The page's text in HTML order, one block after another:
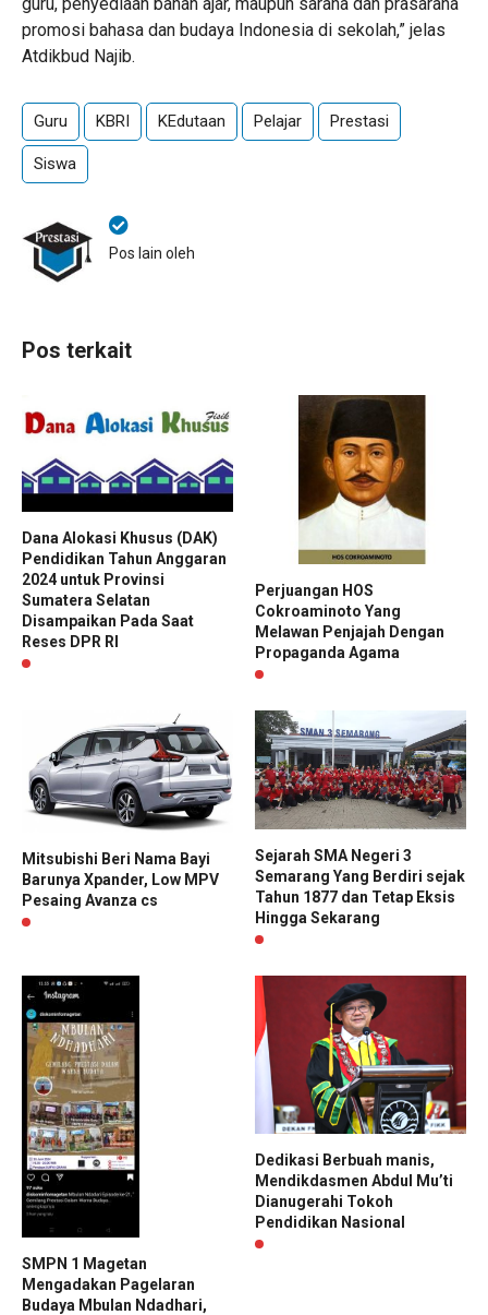
promosi bahasa dan budaya Indonesia di sekolah,” jelas
Atdikbud Najib.
Guru KBRI KEdutaan Pelajar Prestasi
Siswa
Pos lain oleh
Pos terkait
Dana Alokasi Khusus (DAK)
Pendidikan Tahun Anggaran
2024 untuk Provinsi
Sumatera Selatan
Disampaikan Pada Saat
Reses DPR RI
Perjuangan HOS
Cokroaminoto Yang
Melawan Penjajah Dengan
Propaganda Agama
Mitsubishi Beri Nama Bayi
Barunya Xpander, Low MPV
Pesaing Avanza cs
Sejarah SMA Negeri 3
Semarang Yang Berdiri sejak
Tahun 1877 dan Tetap Eksis
Hingga Sekarang
SMPN 1 Magetan
Mengadakan Pagelaran
Budaya Mbulan Ndadhari,
Dedikasi Berbuah manis,
Mendikdasmen Abdul Mu’ti
Dianugerahi Tokoh
Pendidikan Nasional